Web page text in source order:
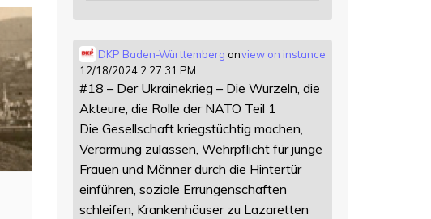
view on instance
DKP Baden-Württemberg on
12/18/2024 2:27:31 PM
#18 – Der Ukrainekrieg – Die Wurzeln, die
Akteure, die Rolle der NATO Teil 1
Die Gesellschaft kriegstüchtig machen,
Verarmung zulassen, Wehrpflicht für junge
Frauen und Männer durch die Hintertür
einführen, soziale Errungenschaften
schleifen, Krankenhäuser zu Lazaretten